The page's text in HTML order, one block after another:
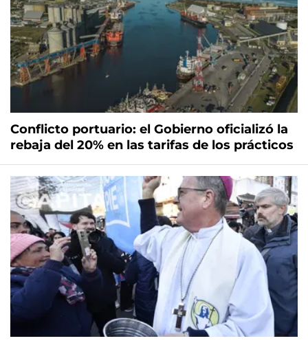
Conflicto portuario: el Gobierno oficializó la
rebaja del 20% en las tarifas de los prácticos